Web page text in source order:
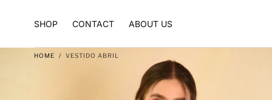
SHOP
CONTACT ABOUT US
HOME / VESTIDO ABRIL